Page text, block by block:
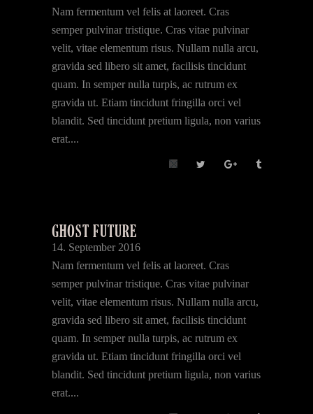
Nam fermentum vel felis at laoreet. Cras
semper pulvinar tristique. Cras vitae pulvinar
velit, vitae elementum risus. Nullam nulla arcu,
gravida sed libero sit amet, facilisis tincidunt
quam. In semper nulla turpis, ac rutrum ex
gravida ut. Etiam tincidunt fringilla orci vel
blandit. Sed tincidunt pretium ligula, non varius
erat....
GHOST FUTURE
14. September 2016
Nam fermentum vel felis at laoreet. Cras
semper pulvinar tristique. Cras vitae pulvinar
velit, vitae elementum risus. Nullam nulla arcu,
gravida sed libero sit amet, facilisis tincidunt
quam. In semper nulla turpis, ac rutrum ex
gravida ut. Etiam tincidunt fringilla orci vel
blandit. Sed tincidunt pretium ligula, non varius
erat....